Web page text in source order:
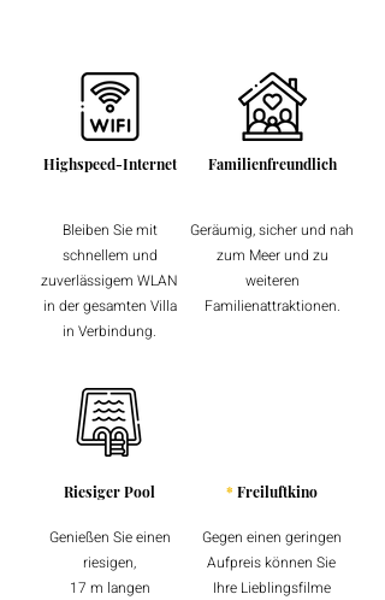
Highspeed-Internet Familienfreundlich
Bleiben Sie mit
schnellem und
zuverlässigem WLAN
in der gesamten Villa
in Verbindung.
Geräumig, sicher und nah
zum Meer und zu
weiteren
Familienattraktionen.
Riesiger Pool
Genießen Sie einen
riesigen,
17 m langen
* Freiluftkino
Gegen einen geringen
Aufpreis können Sie
Ihre Lieblingsfilme